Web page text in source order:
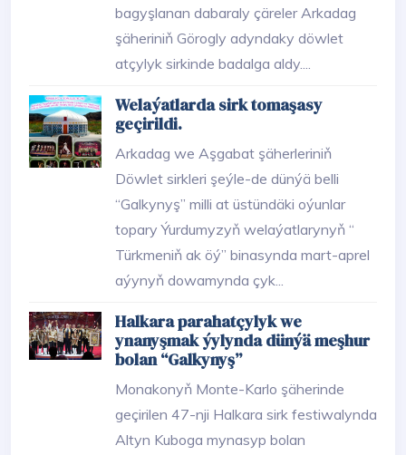
bagyşlanan dabaraly çäreler Arkadag
şäheriniň Görogly adyndaky döwlet
atçylyk sirkinde badalga aldy....
Welaýatlarda sirk tomaşasy
geçirildi.
Arkadag we Aşgabat şäherleriniň
Döwlet sirkleri şeýle-de dünýä belli
“Galkynyş” milli at üstündäki oýunlar
topary Ýurdumyzyň welaýatlarynyň “
Türkmeniň ak öý” binasynda mart-aprel
aýynyň dowamynda çyk...
Halkara parahatçylyk we
ynanyşmak ýylynda dünýä meşhur
bolan “Galkynyş”
Monakonyň Monte-Karlo şäherinde
geçirilen 47-nji Halkara sirk festiwalynda
Altyn Kuboga mynasyp bolan